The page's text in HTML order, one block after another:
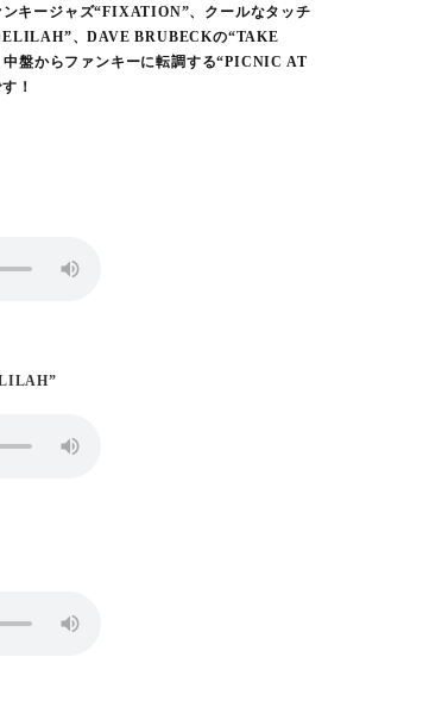
キージャズ“FIXATION”、クールなタッチ
、DAVE BRUBECKの“TAKE
盤からファンキーに転調する“PICNIC AT
！